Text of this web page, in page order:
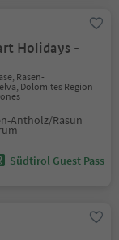
Holidays -
Rasen-
Dolomites Region
Antholz/Rasun
Südtirol Guest Pass